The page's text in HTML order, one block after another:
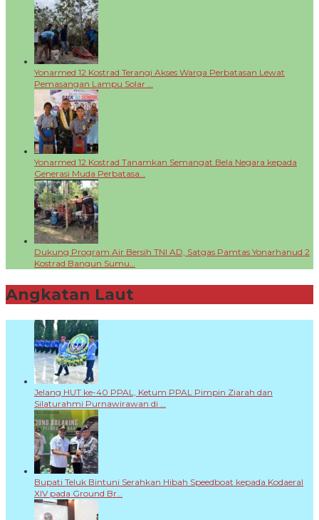
Yonarmed 12 Kostrad Terangi Akses Warga Perbatasan Lewat
Pemasangan Lampu Solar …
Yonarmed 12 Kostrad Tanamkan Semangat Bela Negara kepada
Generasi Muda Perbatasa…
Dukung Program Air Bersih TNI AD, Satgas Pamtas Yonarhanud 2
Kostrad Bangun Sumu…
Angkatan Laut
Jelang HUT ke-40 PPAL, Ketum PPAL Pimpin Ziarah dan
Silaturahmi Purnawirawan di …
Bupati Teluk Bintuni Serahkan Hibah Speedboat kepada Kodaeral
XIV pada Ground Br…